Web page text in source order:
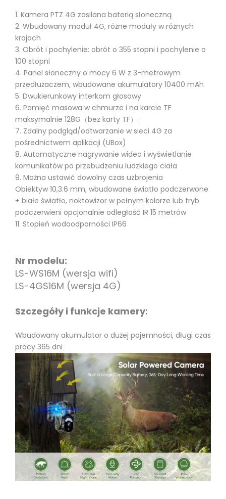
1. Kamera PTZ 4G zasilana baterią słoneczną
2. Wbudowany moduł 4G, różne moduły w różnych
krajach
3. Obrót i pochylenie: obrót o 355 stopni i pochylenie o
100 stopni
4. Panel słoneczny o mocy 6 W z 3-metrowym
przedłużaczem, wbudowane akumulatory 10400 mAh
5. Dwukierunkowy interkom głosowy
6. Pamięć masowa w chmurze i na karcie TF
maksymalnie 128G（bez karty TF）.
7. Zdalny podgląd/odtwarzanie w sieci 4G za
pośrednictwem aplikacji (UBox)
8. Automatyczne nagrywanie wideo i wyświetlanie
komunikatów po przebudzeniu ludzkiego ciała
9. Można ustawić dowolny czas uzbrojenia
Obiektyw 10,3.6 mm, wbudowane światło podczerwone
+ białe światło, noktowizor w pełnym kolorze lub tryb
podczerwieni opcjonalnie odległość IR 15 metrów
11. Stopień wodoodporności IP66
Nr modelu:
LS-WS16M (wersja wifi)
LS-4GS16M (wersja 4G)
Szczegóły i funkcje kamery:
Wbudowany akumulator o dużej pojemności, długi czas
pracy 365 dni